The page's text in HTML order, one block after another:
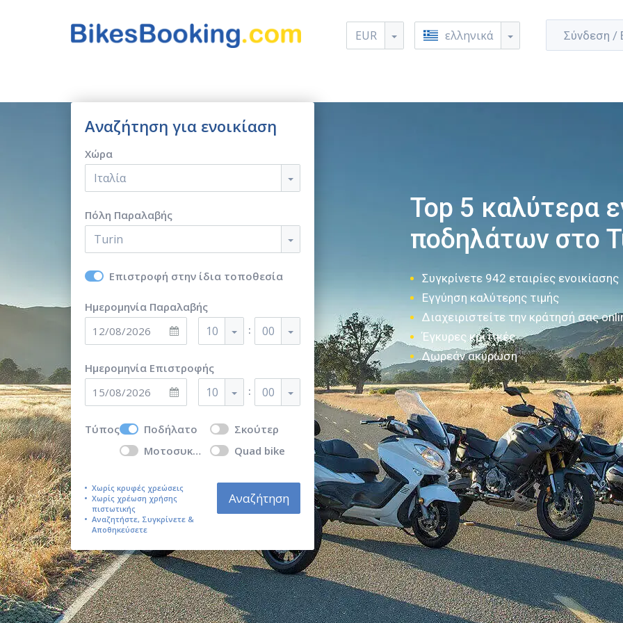
EUR ελληνικά Σύνδεση /
Αναζήτηση για ενοικίαση
Χώρα
Ιταλία
Πόλη Παραλαβής
Turin
Επιστροφή στην ίδια τοποθεσία
Ημερομηνία Παραλαβής
10 : 00
Ημερομηνία Επιστροφής
10 : 00
Τύπος Ποδήλατο
Σκούτερ
Μοτοσυκλέτα
Quad bike
Χωρίς κρυφές χρεώσεις
Χωρίς χρέωση χρήσης
πιστωτικής
Αναζητήστε, Συγκρίνετε &
Αποθηκεύσετε
Αναζήτηση
Top 5 καλύτερα
ποδηλάτων στο
Συγκρίνετε 942 εταιρίες ενοικίασης
Εγγύηση καλύτερης τιμής
Διαχειριστείτε την κράτησή σας
Έγκυρες κριτικές
Δωρεάν ακύρωση